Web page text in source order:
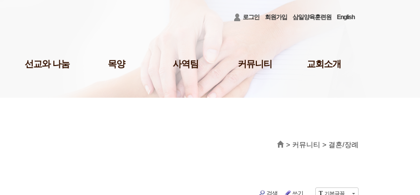
로그인
회원가입 삼일양육훈련원 English
선교와 나눔 목양 사역팀
미디어팀
커뮤니티
공지사항
교회소개
새가족 등록 안내
> 커뮤니티 > 결혼/장례
T 기본글꼴
검색 쓰기